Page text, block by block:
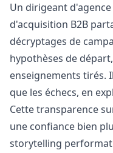
Un dirigeant
d'acquisition B2B
décryptages de
hypothèses de
enseignements tirés.
que les échecs, en
Cette transparence
une confiance bien
storytelling